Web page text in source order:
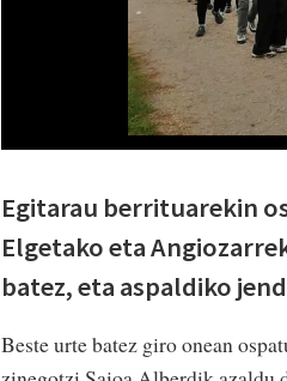
Egitarau berrituarekin
Elgetako eta
batez, eta aspaldiko
Beste urte batez giro onean